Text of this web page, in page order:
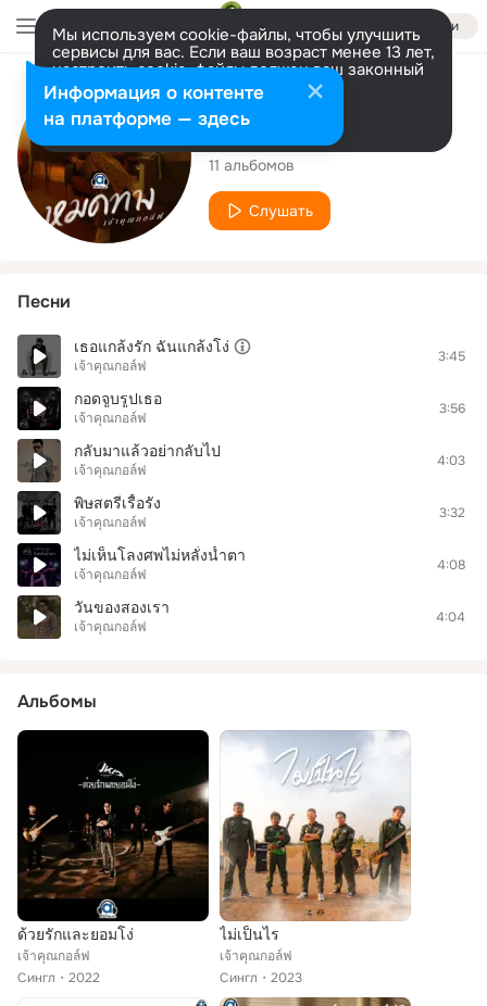
Войти
Мы используем cookie-файлы, чтобы улучшить
сервисы для вас. Если ваш возраст менее 13 лет,
настроить cookie-файлы должен ваш законный
представитель. Больше информации
Разрешить все Настроить
Исполнитель
เจ้าคุณกอล์ฟ
11 альбомов
Слушать
Песни
เธอแกล้งรัก ฉันแกล้งโง่
เจ้าคุณกอล์ฟ
3:45
กอดจูบรูปเธอ
เจ้าคุณกอล์ฟ
3:56
กลับมาแล้วอย่ากลับไป
เจ้าคุณกอล์ฟ
4:03
พิษสตรีเรื้อรัง
เจ้าคุณกอล์ฟ
3:32
ไม่เห็นโลงศพไม่หลั่งน้ำตา
เจ้าคุณกอล์ฟ
4:08
วันของสองเรา
เจ้าคุณกอล์ฟ
4:04
Альбомы
ด้วยรักและยอมโง่
เจ้าคุณกอล์ฟ
Сингл
2022
ไม่เป็นไร
เจ้าคุณกอล์ฟ
Сингл
2023
Информация о контенте
на платформе — здесь